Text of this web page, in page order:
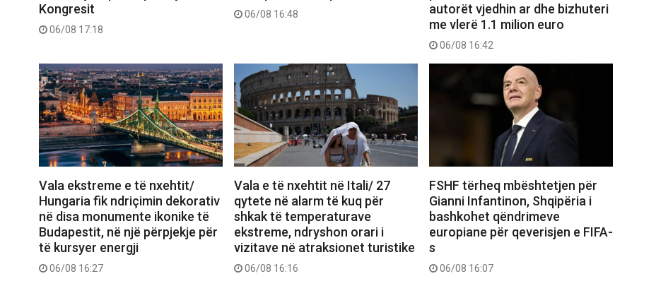
Kongresit
06/08 17:18
06/08 16:48
autorët vjedhin ar dhe bizhuteri
me vlerë 1.1 milion euro
06/08 16:42
Vala ekstreme e të nxehtit/
Hungaria fik ndriçimin dekorativ
në disa monumente ikonike të
Budapestit, në një përpjekje për
të kursyer energji
06/08 16:27
Vala e të nxehtit në Itali/ 27
qytete në alarm të kuq për
shkak të temperaturave
ekstreme, ndryshon orari i
vizitave në atraksionet turistike
06/08 16:16
FSHF tërheq mbështetjen për
Gianni Infantinon, Shqipëria i
bashkohet qëndrimeve
europiane për qeverisjen e FIFA-
s
06/08 16:07